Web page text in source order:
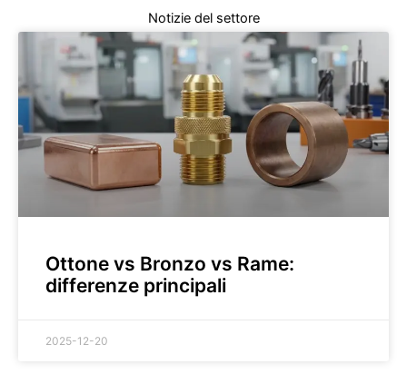
Notizie del settore
Ottone vs Bronzo vs Rame:
differenze principali
2025-12-20